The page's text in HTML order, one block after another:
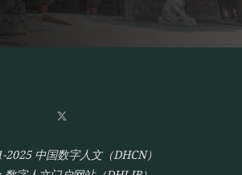
2025 中国数字人文（DHCN）